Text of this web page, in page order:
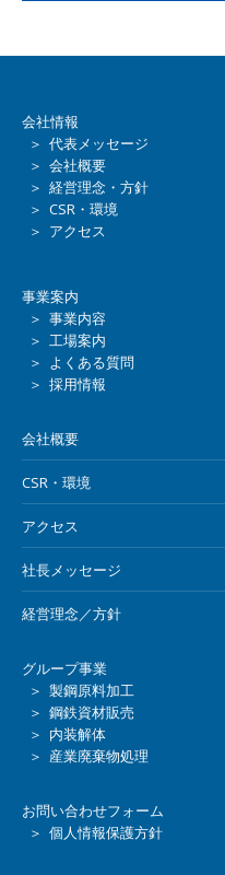
会社情報
＞ 代表メッセージ
＞ 会社概要
＞ 経営理念・方針
＞ CSR・環境
＞ アクセス
事業案内
＞ 事業内容
＞ 工場案内
＞ よくある質問
＞ 採用情報
会社概要
CSR・環境
アクセス
社長メッセージ
経営理念／方針
グループ事業
＞ 製鋼原料加工
＞ 鋼鉄資材販売
＞ 内装解体
＞ 産業廃棄物処理
お問い合わせフォーム
＞ 個人情報保護方針